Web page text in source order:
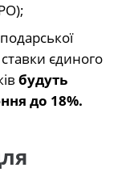
єдиного
будуть
до 18%.